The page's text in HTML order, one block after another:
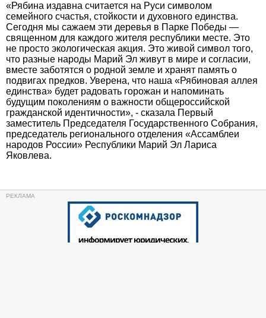
«Рябина издавна считается на Руси символом
семейного счастья, стойкости и духовного единства.
Сегодня мы сажаем эти деревья в Парке Победы —
священном для каждого жителя республики месте. Это
не просто экологическая акция. Это живой символ того,
что разные народы Марий Эл живут в мире и согласии,
вместе заботятся о родной земле и хранят память о
подвигах предков. Уверена, что наша «Рябиновая аллея
единства» будет радовать горожан и напоминать
будущим поколениям о важности общероссийской
гражданской идентичности», - сказала Первый
заместитель Председателя Государственного Собрания,
председатель регионального отделения «Ассамблеи
народов России» Республики Марий Эл Лариса
Яковлева.